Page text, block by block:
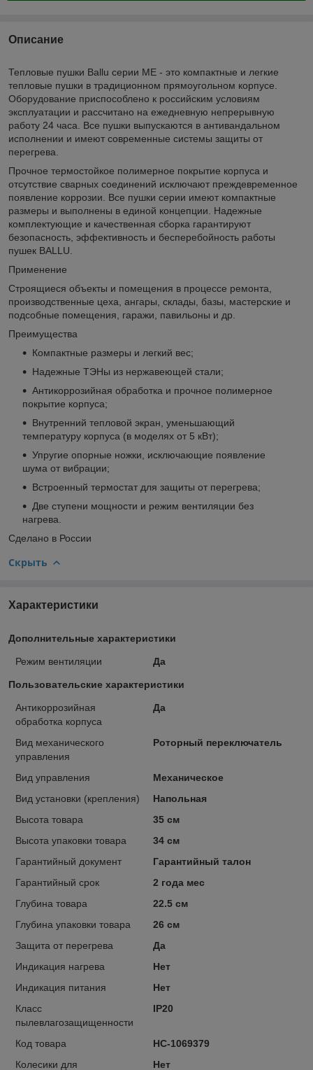
Описание
Тепловые пушки Ballu серии ME - это компактные и легкие
тепловые пушки в традиционном прямоугольном корпусе.
Оборудование приспособлено к российским условиям
эксплуатации и рассчитано на ежедневную непрерывную
работу 24 часа. Все пушки выпускаются в антивандальном
исполнении и имеют современные системы защиты от
перегрева.
Прочное термостойкое полимерное покрытие корпуса и
отсутствие сварных соединений исключают преждевременное
появление коррозии. Все пушки серии имеют компактные
размеры и выполнены в единой концепции. Надежные
комплектующие и качественная сборка гарантируют
безопасность, эффективность и бесперебойность работы
пушек BALLU.
Применение
Строящиеся объекты и помещения в процессе ремонта,
производственные цеха, ангары, склады, базы, мастерские и
подсобные помещения, гаражи, павильоны и др.
Преимущества
Компактные размеры и легкий вес;
Надежные ТЭНы из нержавеющей стали;
Антикоррозийная обработка и прочное полимерное
покрытие корпуса;
Внутренний тепловой экран, уменьшающий
температуру корпуса (в моделях от 5 кВт);
Упругие опорные ножки, исключающие появление
шума от вибрации;
Встроенный термостат для защиты от перегрева;
Две ступени мощности и режим вентиляции без
нагрева.
Сделано в России
Скрыть
Характеристики
Дополнительные характеристики
Режим вентиляции Да
Пользовательские характеристики
Антикоррозийная
обработка корпуса
Да
Вид механического
управления
Роторный переключатель
Вид управления
Механическое
Вид установки (крепления)
Напольная
Высота товара
35 см
Высота упаковки товара
34 см
Гарантийный документ
Гарантийный талон
Гарантийный срок
2 года мес
Глубина товара
22.5 см
Глубина упаковки товара
26 см
Защита от перегрева
Да
Индикация нагрева
Нет
Индикация питания
Нет
Класс
пылевлагозащищенности
IP20
Код товара
НС-1069379
Колесики для
Нет